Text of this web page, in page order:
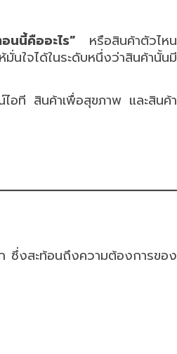
นนี้คืออะไร” หรือสินค้าตัวไหน
นใจได้ในระดับหนึ่งว่าสินค้านั้นมี
อที สินค้าเพื่อสุขภาพ และสินค้า
ซึ่งสะท้อนถึงความต้องการของ